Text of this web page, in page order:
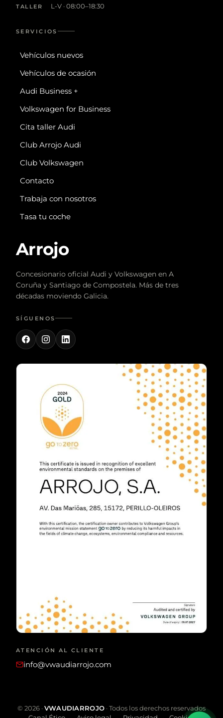
TALLER L-V · 08:00–18:30
SERVICIOS
Vehículos nuevos
Vehículos de ocasión
Audi Business +
Volkswagen for Business
Cita taller Audi
Club Arrojo Audi
Club Volkswagen
Contacto
Trabaja con nosotros
Tasa tu coche
Arrojo
Concesionario oficial Audi y Volkswagen en A
Coruña y Santiago de Compostela. Más de tres
décadas moviendo Galicia.
SÍGUENOS
ATENCIÓN AL CLIENTE
info@vwaudiarrojo.com
© 2026·VWAUDIARROJO · Todos los derechos reservados